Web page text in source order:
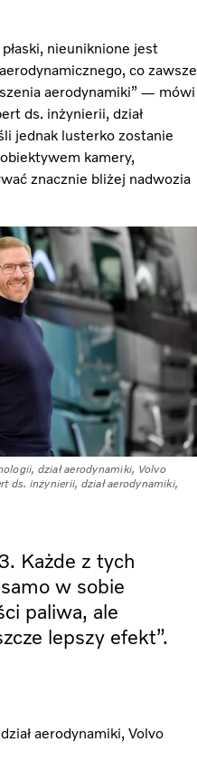
nieuniknione jest
co zawsze
aerodynamiki” — mówi
ds. inżynierii, dział
jednak lusterko zostanie
kamery,
znacznie bliżej nadwozia
dział aerodynamiki, Volvo
ds. inżynierii, dział aerodynamiki,
Każde z tych
w sobie
paliwa, ale
lepszy efekt”.
aerodynamiki, Volvo